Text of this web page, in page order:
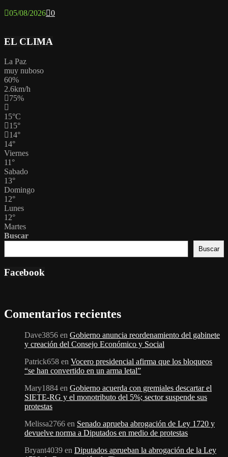
05/08/2026 0
EL CLIMA
La Paz
muy nuboso
60%
2.6km/h
75%
15°C
15°
14°
14°
Viernes
11 °
Sabado
13°
Domingo
12°
Lunes
12°
Martes
Buscar
Buscar
Facebook
Comentarios recientes
Dave3856 en Gobierno anuncia reordenamiento del gabinete
y creación del Consejo Económico y Social
Patrick658 en Vocero presidencial afirma que los bloqueos
“se han convertido en un arma letal”
Mary1884 en Gobierno acuerda con gremiales descartar el
SIETE-RG y el monotributo del 5%; sector suspende sus
protestas
Melissa2766 en Senado aprueba abrogación de Ley 1720 y
devuelve norma a Diputados en medio de protestas
Bryant4039 en Diputados aprueban la abrogación de la Ley